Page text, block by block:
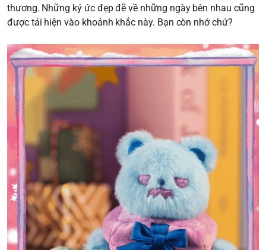
thương. Những ký ức đẹp đẽ về những ngày bên nhau cũng
được tái hiện vào khoảnh khắc này. Bạn còn nhớ chứ?